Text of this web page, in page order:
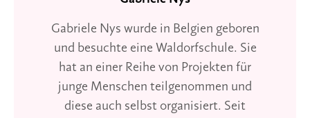
Gabriele Nys wurde in Belgien geboren
und besuchte eine Waldorfschule. Sie
hat an einer Reihe von Projekten für
junge Menschen teilgenommen und
diese auch selbst organisiert. Seit